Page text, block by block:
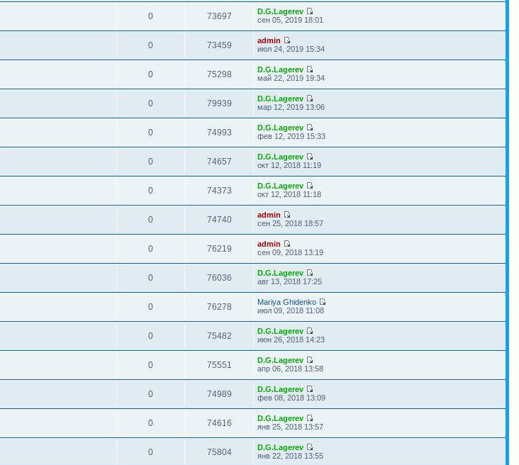
0 73697
D.G.Lagerev
сен 05, 2019 18:01
0 73459
admin
июл 24, 2019 15:34
0 75298
D.G.Lagerev
май 22, 2019 19:34
0 79939
D.G.Lagerev
мар 12, 2019 13:06
0 74993
D.G.Lagerev
фев 12, 2019 15:33
0 74657
D.G.Lagerev
окт 12, 2018 11:19
0 74373
D.G.Lagerev
окт 12, 2018 11:18
0 74740
admin
сен 25, 2018 18:57
0 76219
admin
сен 09, 2018 13:19
0 76036
D.G.Lagerev
авг 13, 2018 17:25
0 76278
Mariya Ghidenko
июл 09, 2018 11:08
0 75482
D.G.Lagerev
июн 26, 2018 14:23
0 75551
D.G.Lagerev
апр 06, 2018 13:58
0 74989
D.G.Lagerev
фев 08, 2018 13:09
0 74616
D.G.Lagerev
янв 25, 2018 13:57
0 75804
D.G.Lagerev
янв 22, 2018 13:55